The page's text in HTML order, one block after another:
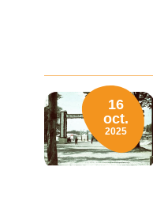
16
oct.
2025